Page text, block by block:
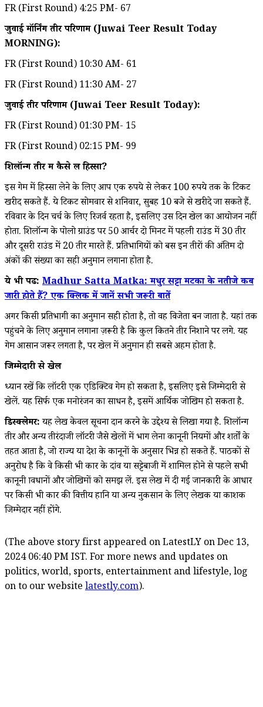
FR (First Round) 4:25 PM- 67
जुवाई मॉर्निंग तीर परिणाम (Juwai Teer Result Today
MORNING):
FR (First Round) 10:30 AM- 61
FR (First Round) 11:30 AM- 27
जुवाई तीर परिणाम (Juwai Teer Result Today):
FR (First Round) 01:30 PM- 15
FR (First Round) 02:15 PM- 99
शिलॉन्ग तीर में कैसे लें हिस्सा?
इस गेम में हिस्सा लेने के लिए आप एक रुपये से लेकर 100 रुपये तक के टिकट
खरीद सकते हैं. ये टिकट सोमवार से शनिवार, सुबह 10 बजे से खरीदे जा सकते हैं.
रविवार के दिन चर्च के लिए रिजर्व रहता है, इसलिए उस दिन खेल का आयोजन नहीं
होता. शिलॉन्ग के पोलो ग्राउंड पर 50 आर्चर दो मिनट में पहली राउंड में 30 तीर
और दूसरी राउंड में 20 तीर मारते हैं. प्रतिभागियों को बस इन तीरों की अंतिम दो
अंकों की संख्या का सही अनुमान लगाना होता है.
ये भी पढें: Madhur Satta Matka: मधुर सट्टा मटका के नतीजे कब
जारी होते हैं? एक क्लिक में जानें सभी जरूरी बातें
अगर किसी प्रतिभागी का अनुमान सही होता है, तो वह विजेता बन जाता है. यहां तक
पहुंचने के लिए अनुमान लगाना ज़रूरी है कि कुल कितने तीर निशाने पर लगे. यह
गेम आसान जरूर लगता है, पर खेल में अनुमान ही सबसे अहम होता है.
जिम्मेदारी से खेलें
ध्यान रखें कि लॉटरी एक एडिक्टिव गेम हो सकता है, इसलिए इसे जिम्मेदारी से
खेलें. यह सिर्फ एक मनोरंजन का साधन है, इसमें आर्थिक जोखिम हो सकता है.
डिस्क्लेमर:यह लेख केवल सूचना प्रदान करने के उद्देश्य से लिखा गया है. शिलॉन्ग
तीर और अन्य तीरंदाजी लॉटरी जैसे खेलों में भाग लेना कानूनी नियमों और शर्तों के
तहत आता है, जो राज्य या देश के कानूनों के अनुसार भिन्न हो सकते हैं. पाठकों से
अनुरोध है कि वे किसी भी प्रकार के दांव या सट्टेबाजी में शामिल होने से पहले सभी
कानूनी प्रावधानों और जोखिमों को समझ लें. इस लेख में दी गई जानकारी के आधार
पर किसी भी प्रकार की वित्तीय हानि या अन्य नुकसान के लिए लेखक या प्रकाशक
जिम्मेदार नहीं होंगे.
(The above story first appeared on LatestLY on Dec 13,
2024 06:40 PM IST. For more news and updates on
politics, world, sports, entertainment and lifestyle, log
on to our website latestly.com).